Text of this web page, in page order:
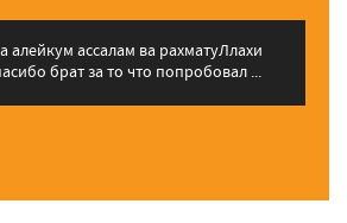
брат за то что попробовал ...